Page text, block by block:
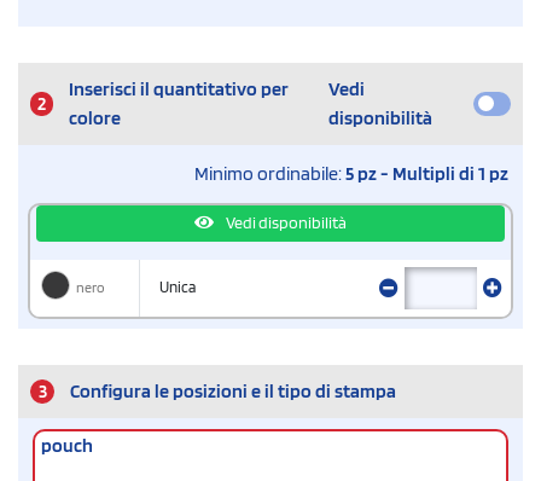
2
Inserisci il quantitativo per
colore
Vedi
disponibilità
Minimo ordinabile:5 pz - Multipli di 1 pz
Vedi disponibilità
nero Unica
3 Configura le posizioni e il tipo di stampa
pouch